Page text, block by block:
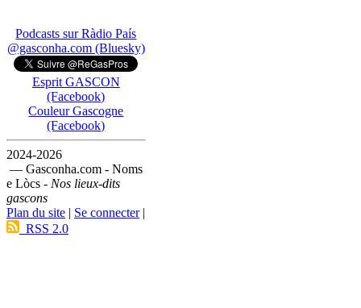
Podcasts sur Ràdio País
@gasconha.com (Bluesky)
Esprit GASCON
(Facebook)
Couleur Gascogne
(Facebook)
2024-2026
— Gasconha.com - Noms
e Lòcs - Nos lieux-dits
gascons
Plan du site | Se connecter|
RSS 2.0